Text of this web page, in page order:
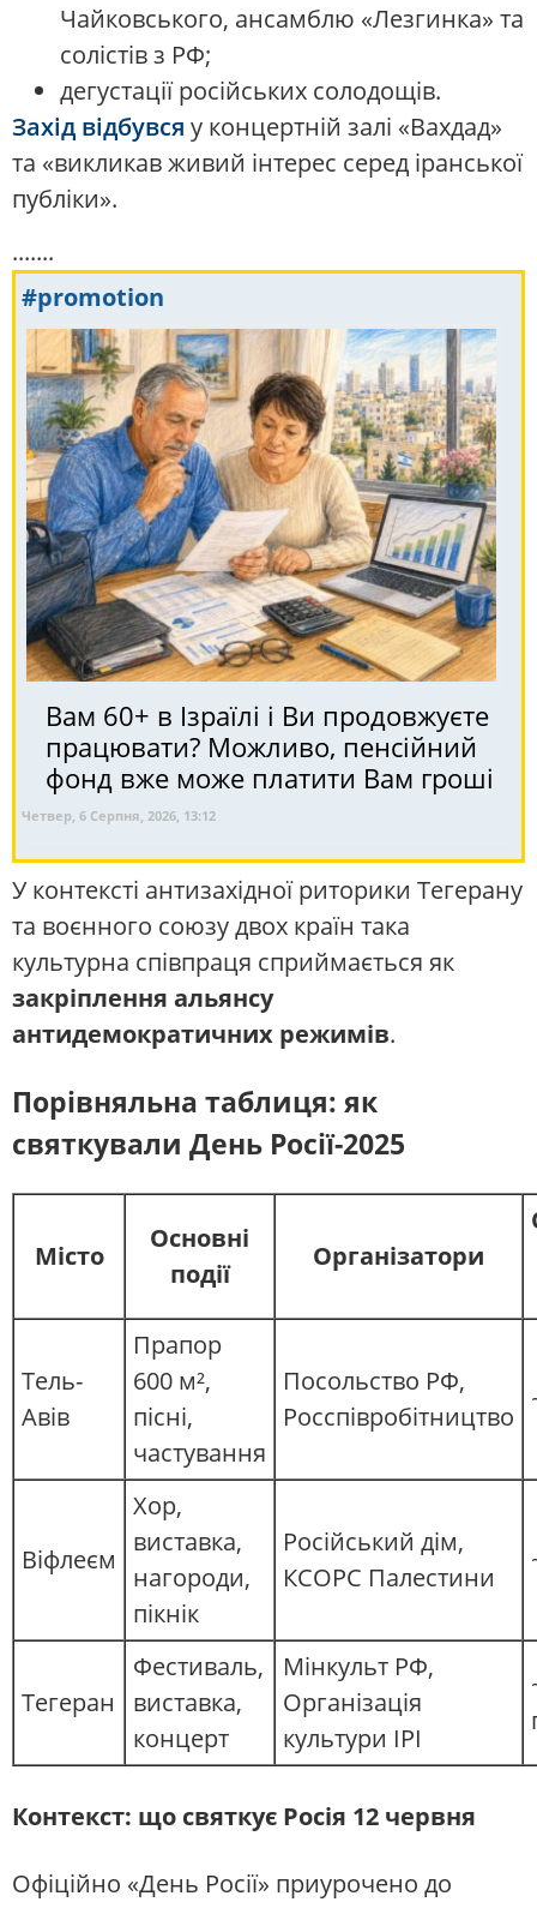
Чайковського, ансамблю «Лезгинка» та
солістів з РФ;
дегустації російських солодощів.
Захід відбувся у концертній залі «Вахдад»
та «викликав живий інтерес серед іранської
публіки».
.......
#promotion
Вам 60+ в Ізраїлі і Ви продовжуєте
працювати? Можливо, пенсійний
фонд вже може платити Вам гроші
Четвер, 6 Серпня, 2026, 13:12
У контексті антизахідної риторики Тегерану
та воєнного союзу двох країн така
культурна співпраця сприймається як
закріплення альянсу
антидемократичних режимів.
Порівняльна таблиця: як
святкували День Росії-2025
Місто
Основні
події
Організатори
Тель-
Авів
Прапор
600 м²,
пісні,
частування
Посольство РФ,
Росспівробітництво
Віфлеєм
Хор,
виставка,
нагороди,
пікнік
Російський дім,
КСОРС Палестини
Тегеран
Фестиваль,
виставка,
концерт
Мінкульт РФ,
Організація
культури ІРІ
Контекст: що святкує Росія 12 червня
Офіційно «День Росії» приурочено до